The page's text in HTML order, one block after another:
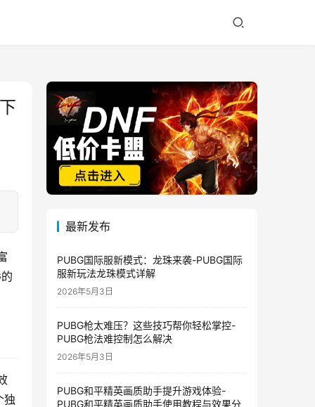
独
最新发布
PUBG国际服新模式：龙珠来袭-PUBG国际
服新玩法龙珠模式详解
2026年5月3日
PUBG枪太难压？这些技巧帮你轻松掌控-
PUBG枪法难控制怎么解决
2026年5月3日
PUBG和平精英画质助手提升游戏体验-
PUBG和平精英画质助手使用教程与效果分